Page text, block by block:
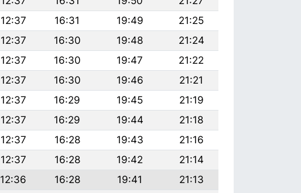
12:37 16:31 19:49
21:25
12:37 16:30 19:48
21:24
12:37 16:30 19:47
21:22
12:37 16:30 19:46
21:21
12:37 16:29 19:45
21:19
12:37 16:29 19:44
21:18
12:37 16:28 19:43
21:16
12:37 16:28 19:42
21:14
12:36 16:28 19:41
21:13